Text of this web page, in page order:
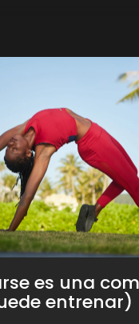
es una
entrenar)